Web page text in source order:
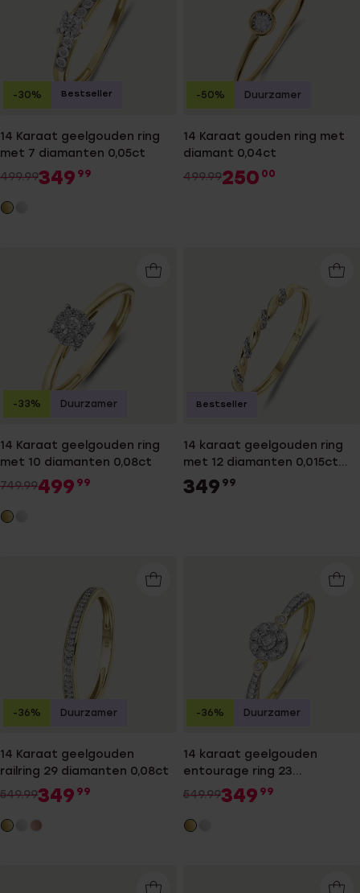
14 Karaat geelgouden ring
met 7 diamanten 0,05ct
499.99349 99
-30% Bestseller
14 Karaat gouden ring met
diamant 0,04ct
499.99250 00
-50% Duurzamer
14 Karaat geelgouden ring
met 10 diamanten 0,08ct
749.99499 99
-33% Duurzamer
14 karaat geelgouden ring
met 12 diamanten 0,015ct
slag.
349 99
Bestseller
14 Karaat geelgouden
railring 29 diamanten 0,08ct
549.99349 99
-36% Duurzamer
14 karaat geelgouden
entourage ring 23
diamanten 0,10ct
549.99349 99
-36% Duurzamer